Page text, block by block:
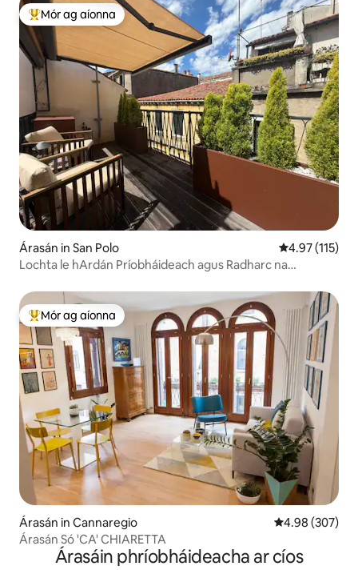
An-mhór ag aíonna
Mór ag aíonna
Árasán in San Polo Meánrátáil
4.97 (115)
Lochta le hArdán Príobháideach agus Radharc na
An-mhór ag aíonna
Mór ag aíonna
Árasán in Cannaregio Meánrátáil
4.98 (307)
Árasán Só 'CA' CHIARETTA
Árasáin phríobháideacha ar cíos